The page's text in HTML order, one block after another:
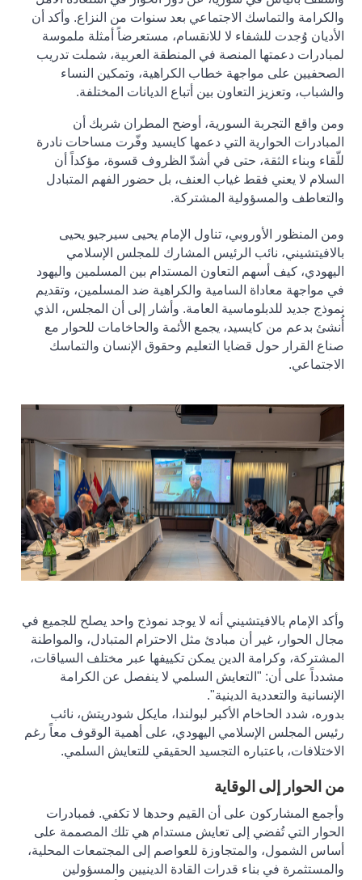
والكرامة والتماسك الاجتماعي بعد سنوات من النزاع. وأكد أن
الأديان وُجدت للشفاء لا للانقسام، مستعرضاً أمثلة ملموسة
لمبادرات دعمتها المنصة في المنطقة العربية، شملت تدريب
الصحفيين على مواجهة خطاب الكراهية، وتمكين النساء
والشباب، وتعزيز التعاون بين أتباع الديانات المختلفة.
ومن واقع التجربة السورية، أوضح المطران شربك أن
المبادرات الحوارية التي دعمها كايسيد وفّرت مساحات نادرة
للّقاء وبناء الثقة، حتى في أشدّ الظروف قسوة، مؤكداً أن
السلام لا يعني فقط غياب العنف، بل حضور الفهم المتبادل
والتعاطف والمسؤولية المشتركة.
ومن المنظور الأوروبي، تناول الإمام يحيى سيرجيو يحيى
بالافيتشيني، نائب الرئيس المشارك للمجلس الإسلامي
اليهودي، كيف أسهم التعاون المستدام بين المسلمين واليهود
في مواجهة معاداة السامية والكراهية ضد المسلمين، وتقديم
نموذج جديد للدبلوماسية العامة. وأشار إلى أن المجلس، الذي
أُنشئ بدعم من كايسيد، يجمع الأئمة والحاخامات للحوار مع
صناع القرار حول قضايا التعليم وحقوق الإنسان والتماسك
الاجتماعي.
وأكد الإمام بالافيتشيني أنه لا يوجد نموذج واحد يصلح للجميع في
مجال الحوار، غير أن مبادئ مثل الاحترام المتبادل، والمواطنة
المشتركة، وكرامة الدين يمكن تكييفها عبر مختلف السياقات،
مشدداً على أن: "التعايش السلمي لا ينفصل عن الكرامة
الإنسانية والتعددية الدينية".
بدوره، شدد الحاخام الأكبر لبولندا، مايكل شودريتش، نائب
رئيس المجلس الإسلامي اليهودي، على أهمية الوقوف معاً رغم
الاختلافات، باعتباره التجسيد الحقيقي للتعايش السلمي.
من الحوار إلى الوقاية
وأجمع المشاركون على أن القيم وحدها لا تكفي. فمبادرات
الحوار التي تُفضي إلى تعايش مستدام هي تلك المصممة على
أساس الشمول، والمتجاوزة للعواصم إلى المجتمعات المحلية،
والمستثمرة في بناء قدرات القادة الدينيين والمسؤولين